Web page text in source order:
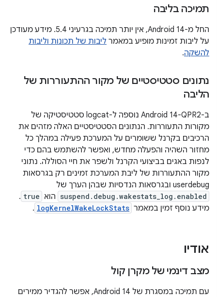
תמיכה בליבה
החל מ-Android 14, אין יותר תמיכה בגרעיני 5.4. מידע מעודכן
על ליבות זמינות מופיע במאמר ליבות של תכונות וליבות
להשקה.
נתונים סטטיסטיים של מקור ההתעוררות של
הליבה
ב-Android 14-QPR2 נוספה ל-logcat סטטיסטיקה של
מקורות התעוררות. הנתונים הסטטיסטיים האלה מזהים את
הרכיבים בקרנל ששומרים על המערכת פעילה במהלך כל
מחזור השהיה והפעלה מחדש, ואפשר להשתמש בהם כדי
לנפות באגים בביצועי הקרנל ולשפר את חיי הסוללה. נתוני
מקור ההתעוררות של ליבת המערכת זמינים רק בגרסאות
userdebug ובגרסאות הנדסיות שבהן הערך של
suspend.debug.wakestats_log.enabled הוא true
מידע נוסף זמין במאמר logKernelWakeLockStats
אודיו
מצב דינמי של מקרן קול
עם תמיכה במסגרת של Android 14, אפשר להגדיר ממירים